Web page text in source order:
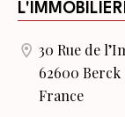
30 Rue de
62600 Berck
France